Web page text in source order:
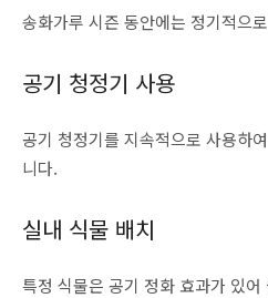
송화가루 시즌 동안에는 정기적으
공기 청정기 사용
공기 청정기를 지속적으로 사용하
니다.
실내 식물 배치
특정 식물은 공기 정화 효과가 있